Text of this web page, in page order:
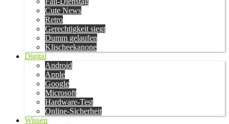
Cute News
Retro
Gerechtigkeit siegt
Dumm gelaufen
Klischeekanone
Digital
Android
Apple
Google
Microsoft
Hardware-Test
Online-Sicherheit
Wissen